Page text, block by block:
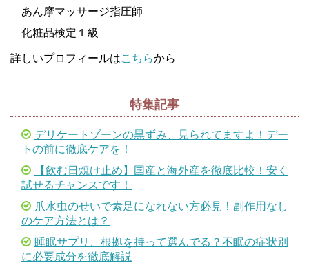
あん摩マッサージ指圧師
化粧品検定１級
詳しいプロフィールはこちらから
特集記事
デリケートゾーンの黒ずみ、見られてますよ！デー
トの前に徹底ケアを！
【飲む日焼け止め】国産と海外産を徹底比較！安く
試せるチャンスです！
爪水虫のせいで素足になれない方必見！副作用なし
のケア方法とは？
睡眠サプリ、根拠を持って選んでる？不眠の症状別
に必要成分を徹底解説